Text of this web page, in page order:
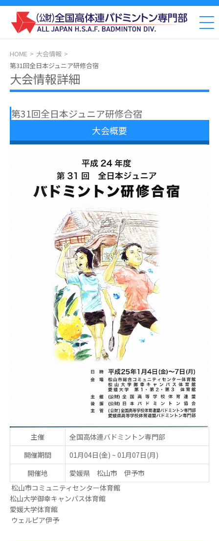
HOME
大会情報
第31回全日本ジュニア研修合宿
大会情報詳細
第31回全日本ジュニア研修合宿
大会概要
主催
全国高体連バドミントン専門部
開催期間
01月04日(金) ~ 01月07日(月)
開催地
愛媛県 松山市 伊予市
松山市コミュニティセンター体育館
松山大学御幸キャンパス体育館
愛媛大学体育館
ウェルピア伊予